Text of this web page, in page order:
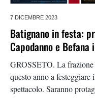
7 DICEMBRE 2023
Batignano in festa:
Capodanno e Befana
GROSSETO. La
questo anno a
spettacolo. Saranno